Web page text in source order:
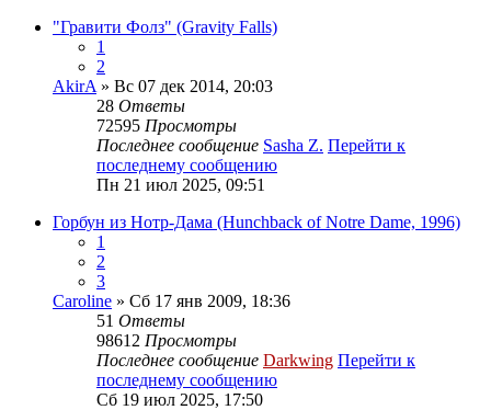
"Гравити Фолз" (Gravity Falls)
1
2
AkirA » Вс 07 дек 2014, 20:03
28 Ответы
72595 Просмотры
Последнее сообщение Sasha Z. Перейти к
последнему сообщению
Пн 21 июл 2025, 09:51
Горбун из Нотр-Дама (Hunchback of Notre Dame, 1996)
1
2
3
Caroline » Сб 17 янв 2009, 18:36
51 Ответы
98612 Просмотры
Последнее сообщение Darkwing Перейти к
последнему сообщению
Сб 19 июл 2025, 17:50